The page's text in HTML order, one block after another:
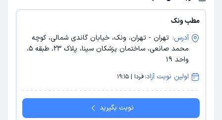
مطب ونک
آدرس: تهران - تهران، ونک، خیابان گاندی شمالی، کوچه
محمد صانعی، ساختمان پزشکان سینا، پلاک 23، طبقه 5،
واحد 19
اولین نوبت آزاد:فردا | 19:15
نوبت بگیرید